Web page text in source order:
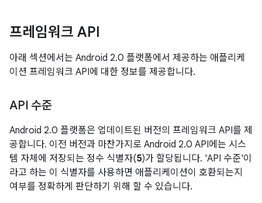
프레임워크 API
아래 섹션에서는 Android 2.0 플랫폼에서 제공하는 애플리케
이션 프레임워크 API에 대한 정보를 제공합니다.
API 수준
Android 2.0 플랫폼은 업데이트된 버전의 프레임워크 API를 제
공합니다. 이전 버전과 마찬가지로 Android 2.0 API에는 시스
템 자체에 저장되는 정수 식별자(5)가 할당됩니다. 'API 수준'이
라고 하는 이 식별자를 사용하면 애플리케이션이 호환되는지
여부를 정확하게 판단하기 위해 할 수 있습니다.